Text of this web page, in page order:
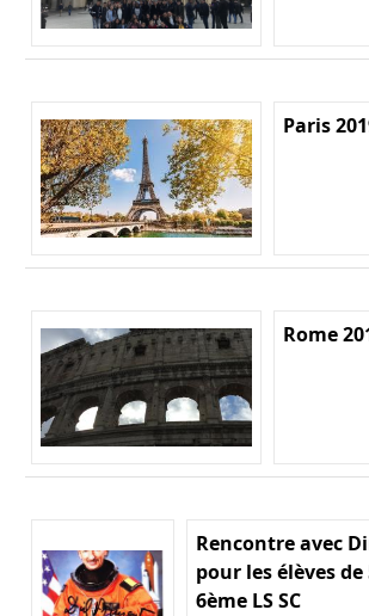
Paris
Rome
Rencontre avec
pour les élèves
6ème LS SC